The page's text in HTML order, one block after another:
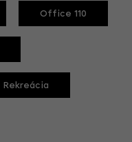
Office 110
Rekreácia